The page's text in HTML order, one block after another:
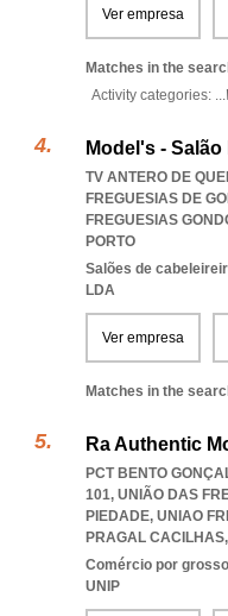
Ver empresa
Matches in the
Activity categories: ...
Model's -
TV ANTERO DE
FREGUESIAS DE
FREGUESIAS
PORTO
Salões de
LDA
Ver empresa
Matches in the
Ra Authentic
PCT BENTO
101, UNIÃO DAS
PIEDADE, UNIAO
PRAGAL CACILHAS,
Comércio por
UNIP